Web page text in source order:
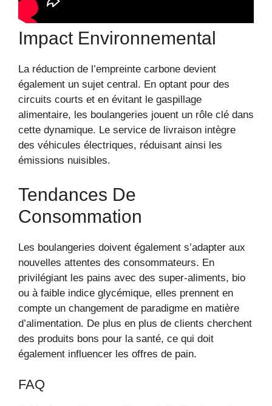
Impact Environnemental
La réduction de l’empreinte carbone devient
également un sujet central. En optant pour des
circuits courts et en évitant le gaspillage
alimentaire, les boulangeries jouent un rôle clé dans
cette dynamique. Le service de livraison intègre
des véhicules électriques, réduisant ainsi les
émissions nuisibles.
Tendances De
Consommation
Les boulangeries doivent également s’adapter aux
nouvelles attentes des consommateurs. En
privilégiant les pains avec des super-aliments, bio
ou à faible indice glycémique, elles prennent en
compte un changement de paradigme en matière
d’alimentation. De plus en plus de clients cherchent
des produits bons pour la santé, ce qui doit
également influencer les offres de pain.
FAQ